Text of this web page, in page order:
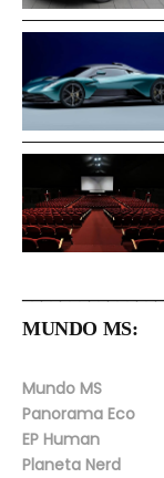
MUNDO MS:
Mundo MS
Panorama Eco
EP Human
Planeta Nerd